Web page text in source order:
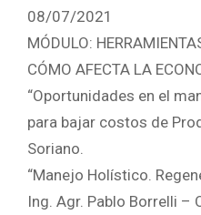
08/07/2021
MÓDULO:
CÓMO AFECTA LA
“Oportunidades en el
para bajar costos de
Soriano.
“Manejo Holístico.
Ing. Agr. Pablo Borrelli –